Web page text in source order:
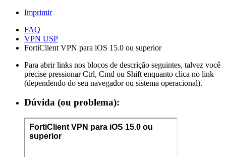
Imprimir
FAQ
VPN USP
FortiClient VPN para iOS 15.0 ou superior
Para abrir links nos blocos de descrição seguintes, talvez você
precise pressionar Ctrl, Cmd ou Shift enquanto clica no link
(dependendo do seu navegador ou sistema operacional).
Dúvida (ou problema):